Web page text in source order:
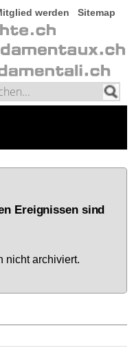
werden Sitemap
Ereignissen sind
nicht ar­chi­viert.